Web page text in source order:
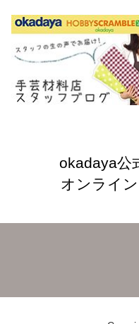
okadaya公
オンライ